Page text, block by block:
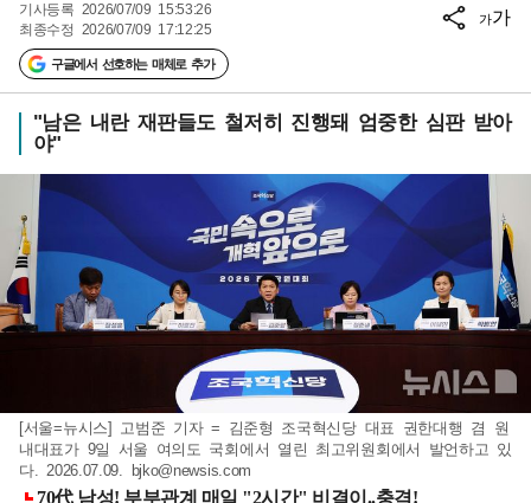
기사등록 2026/07/09 15:53:26
최종수정 2026/07/09 17:12:25
구글에서 선호하는 매체로 추가
가가
"남은 내란 재판들도 철저히 진행돼 엄중한 심판 받아
야"
[서울=뉴시스] 고범준 기자 = 김준형 조국혁신당 대표 권한대행 겸 원
내대표가 9일 서울 여의도 국회에서 열린 최고위원회에서 발언하고 있
다. 2026.07.09.
bjko@newsis.com